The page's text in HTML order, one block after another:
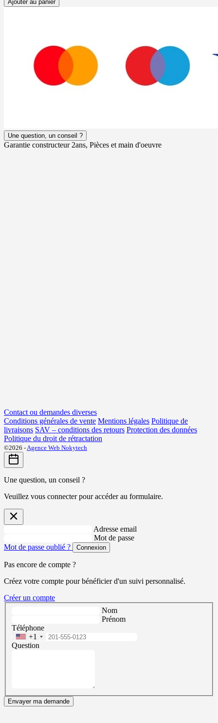
Ajouter au panier
Une question, un conseil ?
Garantie constructeur 2ans, Pièces et main d'oeuvre
Contact ou demandes diverses
Conditions générales de vente Mentions légales Politique de
livraisons SAV – conditions des retours Protection des données
Politique du droit de rétractation
©2026 -Agence Web Nokytech
Une question, un conseil ?
Veuillez vous connecter pour accéder au formulaire.
Adresse email
Mot de passe
Mot de passe oublié ?
Connexion
Pas encore de compte ?
Créez votre compte pour bénéficier d'un suivi personnalisé.
Créer un compte
Nom
Prénom
Téléphone
+1
Question
Envayer ma demande